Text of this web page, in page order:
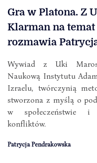
Gra w Platona. Z
Klarman na temat
rozmawia
Wywiad z Uki
Naukową Instytutu
Izraelu, twórczynią
stworzona z myślą o
w społeczeństwie i
konfliktów.
Patrycja Pendrakowska